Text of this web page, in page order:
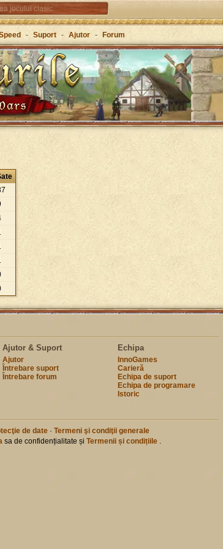
jocului clasic
de-a lungul istoriei
imperiu în Grecia antică
- Suport - Ajutor - Forum
Ajutor & Suport
Ajutor
Întrebare suport
Întrebare forum
Echipa
InnoGames
Carieră
Echipa de suport
Echipa de programare
Istoric
de date · Termeni şi condiţii generale
sa de confidențialitate și Termenii și condițiile .